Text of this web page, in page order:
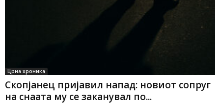
Црна хроника
Скопјанец пријавил напад: новиот сопруг
на снаата му се заканувал по...